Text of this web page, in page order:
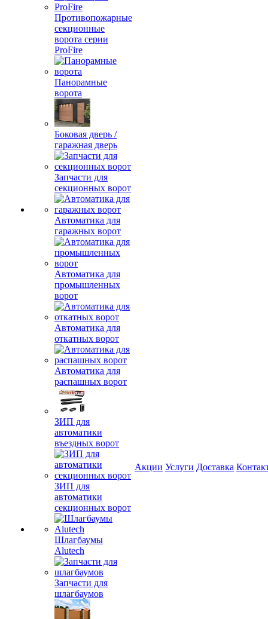
Противопожарные
секционные
ворота серии
ProFire
Панорамные
ворота
Боковая дверь /
гаражная дверь
Запчасти для
секционных ворот
Автоматика для
гаражных ворот
Автоматика для
промышленных
ворот
Автоматика для
откатных ворот
Автоматика для
распашных ворот
ЗИП для
автоматики
въездных ворот
ЗИП для
автоматики
секционных ворот
Шлагбаумы
Alutech
Запчасти для
шлагбаумов
Акции Услуги Доставка